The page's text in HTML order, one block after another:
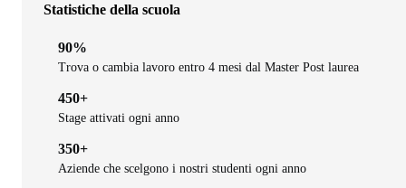
Statistiche della scuola
90%
Trova o cambia lavoro entro 4 mesi dal Master Post laurea
450+
Stage attivati ogni anno
350+
Aziende che scelgono i nostri studenti ogni anno